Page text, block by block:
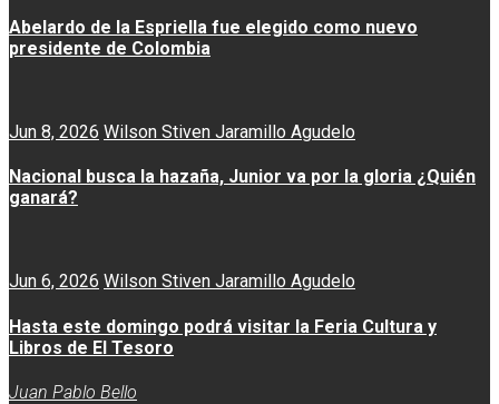
Abelardo de la Espriella fue elegido como nuevo
presidente de Colombia
Jun 8, 2026 Wilson Stiven Jaramillo Agudelo
Nacional busca la hazaña, Junior va por la gloria ¿Quién
ganará?
Jun 6, 2026 Wilson Stiven Jaramillo Agudelo
Hasta este domingo podrá visitar la Feria Cultura y
Libros de El Tesoro
Juan Pablo Bello